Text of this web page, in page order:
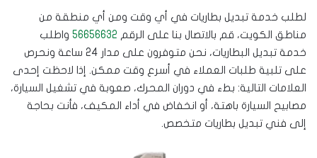
لطلب خدمة تبديل بطاريات في أي وقت ومن أي منطقة من
مناطق الكويت، قم بالاتصال بنا على الرقم 56656632 واطلب
خدمة تبديل البطاريات، نحن متوفرون على مدار 24 ساعة ونحرص
على تلبية طلبات العملاء في أسرع وقت ممكن. إذا لاحظت إحدى
العلامات التالية: بطء في دوران المحرك، صعوبة في تشغيل السيارة،
مصابيح السيارة باهتة، أو انخفاض في أداء المكيف، فأنت بحاجة
إلى فني تبديل بطاريات متخصص.